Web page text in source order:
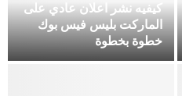
كيفيه نشر اعلان عادي على
الماركت بليس فيس بوك
خطوة بخطوة